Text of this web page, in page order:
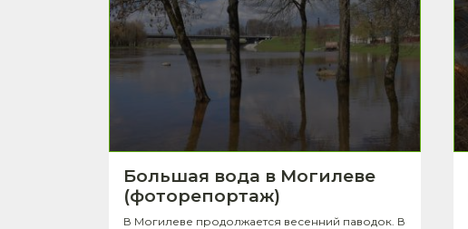
Большая вода в Могилеве
(фоторепортаж)
В Могилеве продолжается весенний паводок. В